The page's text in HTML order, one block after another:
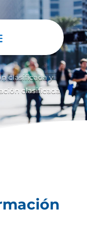
clasificada y
clasificada